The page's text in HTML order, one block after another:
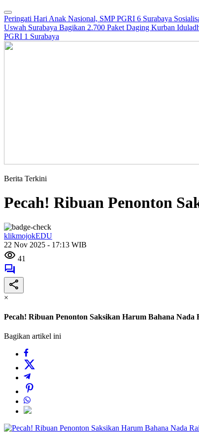
Peringati Hari Anak Nasional, SMP PGRI 6 Surabaya
Uswah Surabaya Bagikan 2.700 Paket Daging Kurban
PGRI 1 Surabaya
Berita Terkini
Pecah! Ribuan Penonton
klikmojokEDU
22 Nov 2025 - 17:13 WIB
41
×
Pecah! Ribuan Penonton Saksikan Harum Bahana
Bagikan artikel ini